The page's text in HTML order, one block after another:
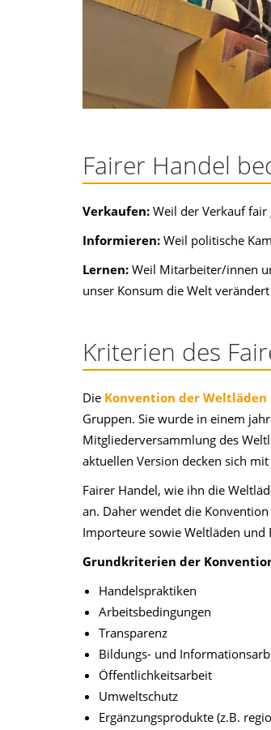
Fairer Handel
Verkaufen: Weil der Verkauf
Informieren: Weil politische
Lernen: Weil Mitarbeiter/innen
unser Konsum die Welt
Kriterien des
Die Konvention der Weltläden
Gruppen. Sie wurde in einem
Mitgliederversammlung des
aktuellen Version decken sich
Fairer Handel, wie ihn die
an. Daher wendet die
Importeure sowie Weltläden und
Grundkriterien der
Handelspraktiken
Arbeitsbedingungen
Transparenz
Bildungs- und
Öffentlichkeitsarbeit
Umweltschutz
Ergänzungsprodukte (z.B.